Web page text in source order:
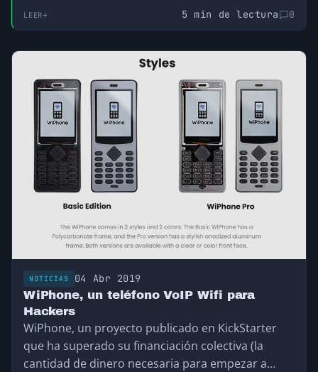
con un aparato que genera un voltaje de 12V en el
momento de la alarma, y de ahí teníamos que
conseguir generar una llamada.
LEER 5 min de lectura 0
NOTICIAS 04 Abr 2019
WiPhone, un teléfono VoIP Wifi para
Hackers
WiPhone , un proyecto publicado en KickStarter
que ha superado su financiación colectiva (la
cantidad de dinero necesaria para empezar a